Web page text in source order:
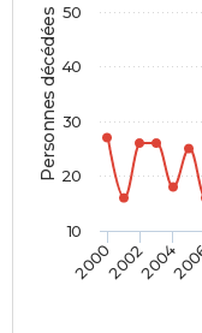
Personnes décédées
200020022004
10
20
30
40
50